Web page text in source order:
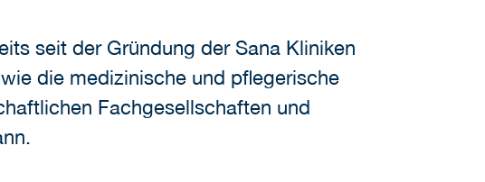
seit der Gründung der Sana Kliniken
die medizinische und pflegerische
Fachgesellschaften und